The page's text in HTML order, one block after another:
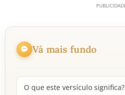
Vá mais fundo
O que este versículo significa?